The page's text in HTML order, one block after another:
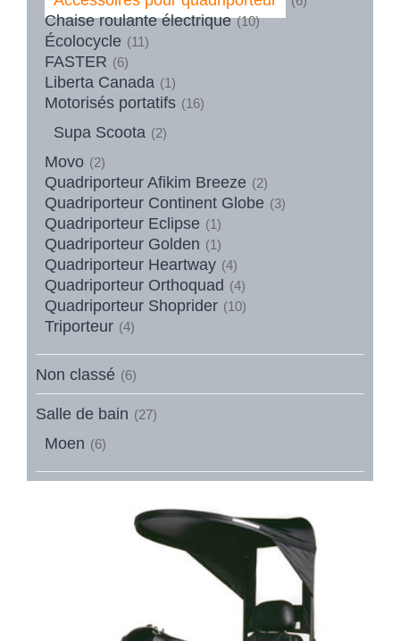
Chaise roulante électrique (10)
Écolocycle (11)
FASTER (6)
Liberta Canada (1)
Motorisés portatifs (16)
Supa Scoota (2)
Movo (2)
Quadriporteur Afikim Breeze (2)
Quadriporteur Continent Globe (3)
Quadriporteur Eclipse (1)
Quadriporteur Golden (1)
Quadriporteur Heartway (4)
Quadriporteur Orthoquad (4)
Quadriporteur Shoprider (10)
Triporteur (4)
Non classé (6)
Salle de bain (27)
Moen (6)